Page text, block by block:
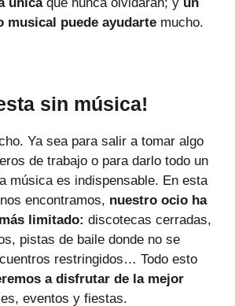
musical puede ayudarte mucho.
sin música!
Ya sea para salir a tomar algo
de trabajo o para darlo todo un
música es indispensable. En esta
encontramos, nuestro ocio ha
limitado: discotecas cerradas,
pistas de baile donde no se
restringidos… Todo esto
a disfrutar de la mejor
eventos y fiestas.